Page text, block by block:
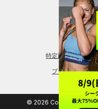
レギンス＆タイツ
特定商取引法に基
プライバシーポ
© 2026 Copyright